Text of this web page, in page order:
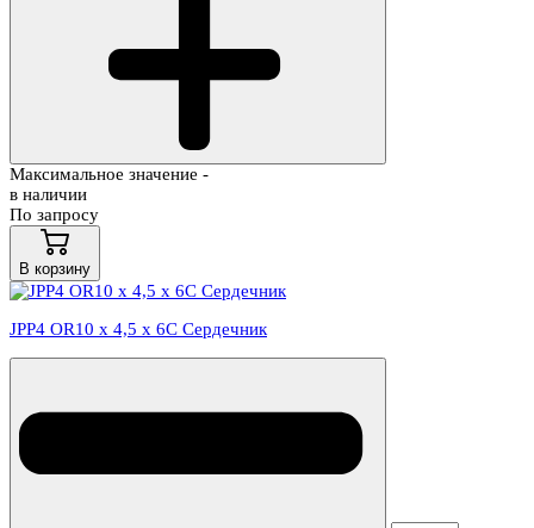
Максимальное значение -
в наличии
По запросу
В корзину
JPP4 OR10 х 4,5 х 6С Сердечник